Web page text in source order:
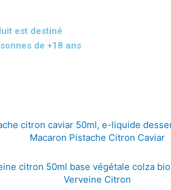
est destiné
de +18 ans
Macaron Pistache Citron Caviar
Verveine Citron